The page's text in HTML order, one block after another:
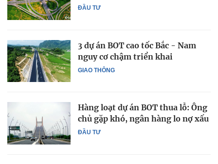
ĐẦU TƯ
GIAO THÔNG
3 dự án BOT cao tốc Bắc - Nam
nguy cơ chậm triển khai
ĐẦU TƯ
Hàng loạt dự án BOT thua lỗ: Ông
chủ gặp khó, ngân hàng lo nợ xấu